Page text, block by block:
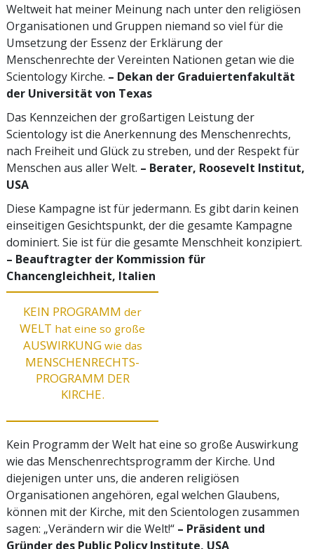
Weltweit hat meiner Meinung nach unter den religiösen
Organisationen und Gruppen niemand so viel für die
Umsetzung der Essenz der Erklärung der
Menschenrechte der Vereinten Nationen getan wie die
Scientology Kirche. – Dekan der Graduiertenfakultät
der Universität von Texas
Das Kennzeichen der großartigen Leistung der
Scientology ist die Anerkennung des Menschenrechts,
nach Freiheit und Glück zu streben, und der Respekt für
Menschen aus aller Welt. – Berater, Roosevelt Institut,
USA
Diese Kampagne ist für jedermann. Es gibt darin keinen
einseitigen Gesichtspunkt, der die gesamte Kampagne
dominiert. Sie ist für die gesamte Menschheit konzipiert.
– Beauftragter der Kommission für
Chancengleichheit, Italien
KEIN PROGRAMM der
WELT hat eine so große
AUSWIRKUNG wie das
MENSCHENRECHTS-
PROGRAMM DER
KIRCHE.
Kein Programm der Welt hat eine so große Auswirkung
wie das Menschenrechts­programm der Kirche. Und
diejenigen unter uns, die anderen religiösen
Organisationen angehören, egal welchen Glaubens,
können mit der Kirche, mit den Scientologen zusammen
sagen: „Verändern wir die Welt!“ – Präsident und
Gründer des Public Policy Institute, USA